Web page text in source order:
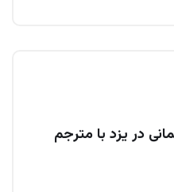
در یزد با مترجم